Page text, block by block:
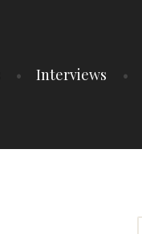
Interviews